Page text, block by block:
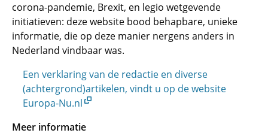
corona-pandemie, Brexit, en legio wetgevende
initiatieven: deze website bood behapbare, unieke
informatie, die op deze manier nergens anders in
Nederland vindbaar was.
Een verklaring van de redactie en diverse
(achtergrond)artikelen, vindt u op de website
Europa-Nu.nl
Meer informatie